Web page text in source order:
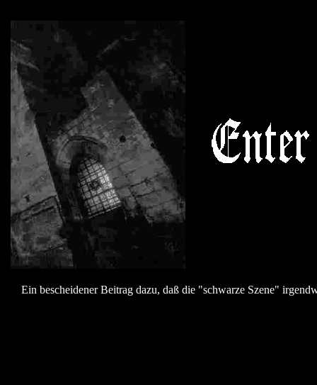
Ein bescheidener Beitrag dazu, daß die "schwarze Szene"